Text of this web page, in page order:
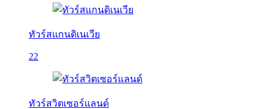
ทัวร์สแกนดิเนเวีย
22
ทัวร์สวิตเซอร์แลนด์